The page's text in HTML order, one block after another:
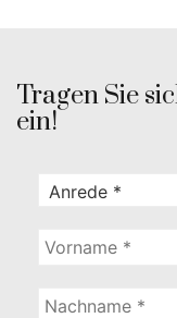
Tragen Sie
ein!